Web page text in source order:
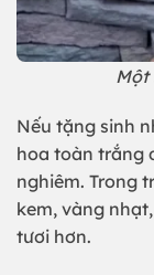
Một
Nếu tặng sinh
hoa toàn trắng
nghiêm. Trong
kem, vàng
tươi hơn.